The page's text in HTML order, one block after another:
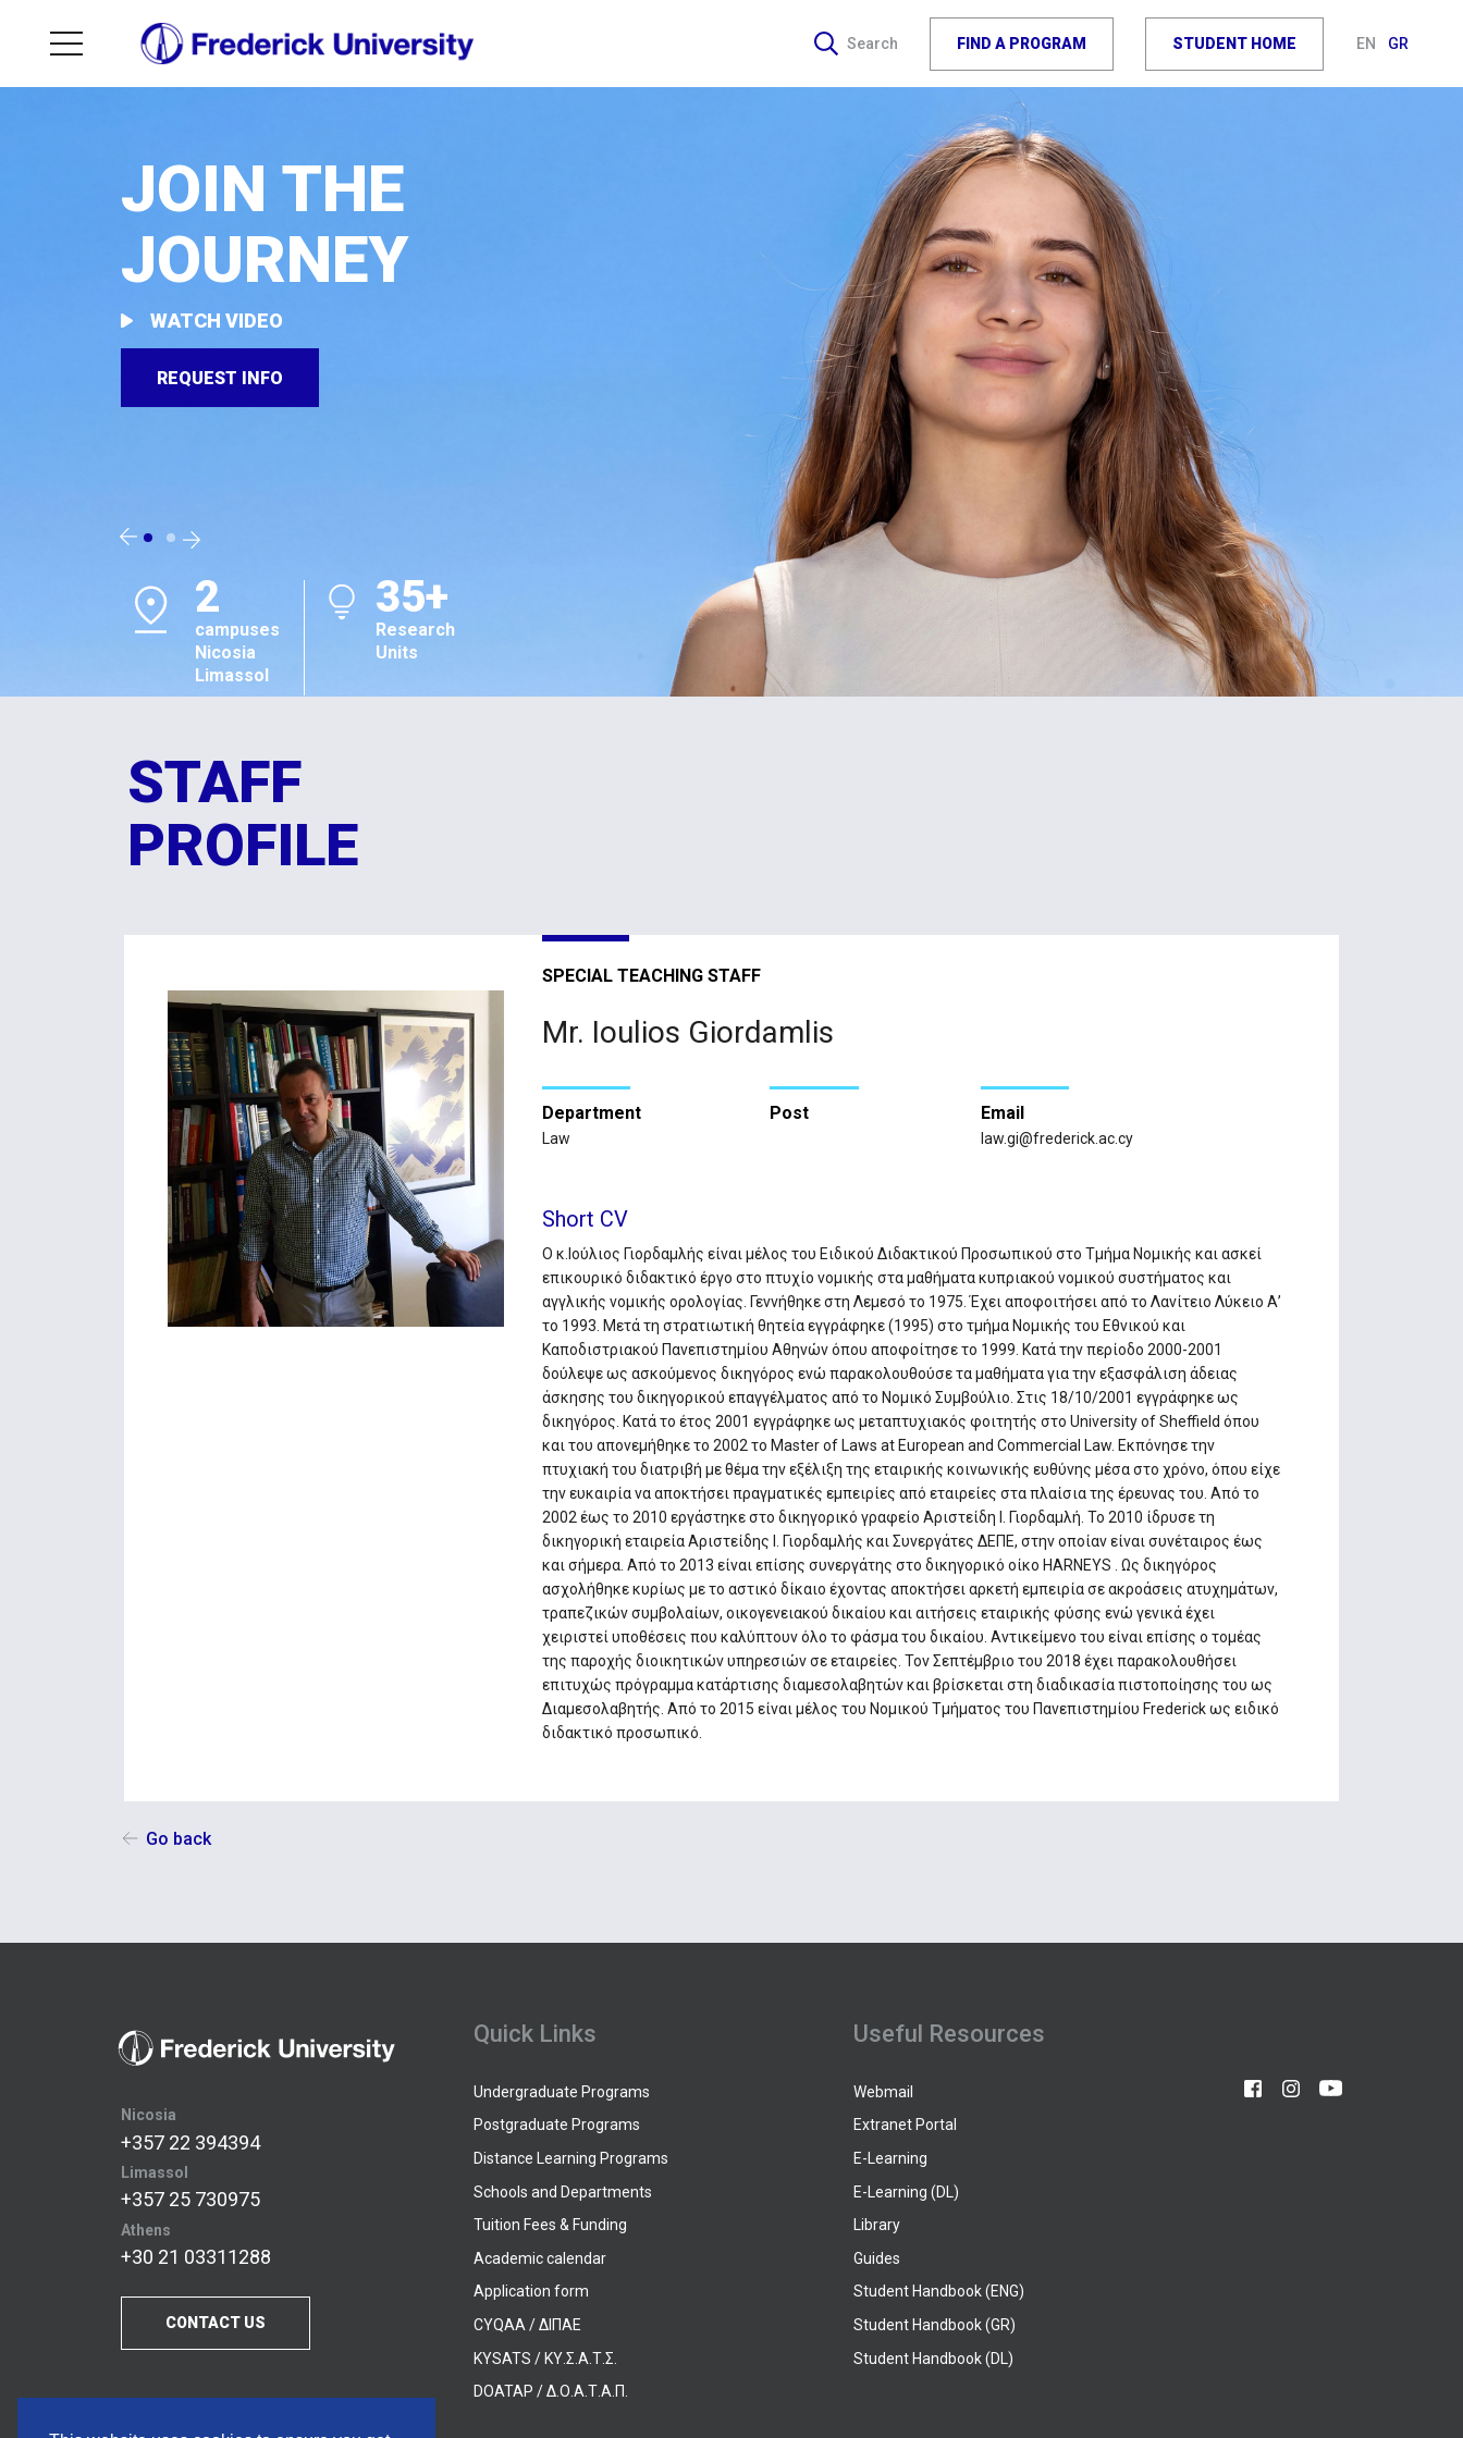
Search FIND A PROGRAM STUDENT HOME EN GR
JOIN THE
JOURNEY
WATCH VIDEO
REQUEST INFO
2
campuses
Nicosia
Limassol
35+
Research
Units
#1
in Cyprus
Sustainability
Ratings 2026
Ratings 2026
5
Schools
STAFF
PROFILE
SPECIAL TEACHING STAFF
Mr. Ioulios Giordamlis
Department
Law
Post Email
law.gi@frederick.ac.cy
Short CV
Ο κ.Ιούλιος Γιορδαμλής είναι μέλος του Ειδικού Διδακτικού Προσωπικού στο Τμήμα Νομικής και ασκεί
επικουρικό διδακτικό έργο στο πτυχίο νομικής στα μαθήματα κυπριακού νομικού συστήματος και
αγγλικής νομικής ορολογίας. Γεννήθηκε στη Λεμεσό το 1975. Έχει αποφοιτήσει από το Λανίτειο Λύκειο Α’
το 1993. Μετά τη στρατιωτική θητεία εγγράφηκε (1995) στο τμήμα Νομικής του Εθνικού και
Καποδιστριακού Πανεπιστημίου Αθηνών όπου αποφοίτησε το 1999. Κατά την περίοδο 2000-2001
δούλεψε ως ασκούμενος δικηγόρος ενώ παρακολουθούσε τα μαθήματα για την εξασφάλιση άδειας
άσκησης του δικηγορικού επαγγέλματος από το Νομικό Συμβούλιο. Στις 18/10/2001 εγγράφηκε ως
δικηγόρος. Κατά το έτος 2001 εγγράφηκε ως μεταπτυχιακός φοιτητής στο University of Sheffield όπου
και του απονεμήθηκε το 2002 το Master of Laws at European and Commercial Law. Εκπόνησε την
πτυχιακή του διατριβή με θέμα την εξέλιξη της εταιρικής κοινωνικής ευθύνης μέσα στο χρόνο, όπου είχε
την ευκαιρία να αποκτήσει πραγματικές εμπειρίες από εταιρείες στα πλαίσια της έρευνας του. Από το
2002 έως το 2010 εργάστηκε στο δικηγορικό γραφείο Αριστείδη Ι. Γιορδαμλή. Το 2010 ίδρυσε τη
δικηγορική εταιρεία Αριστείδης Ι. Γιορδαμλής και Συνεργάτες ΔΕΠΕ, στην οποίαν είναι συνέταιρος έως
και σήμερα. Από το 2013 είναι επίσης συνεργάτης στο δικηγορικό οίκο HARNEYS . Ως δικηγόρος
ασχολήθηκε κυρίως με το αστικό δίκαιο έχοντας αποκτήσει αρκετή εμπειρία σε ακροάσεις ατυχημάτων,
τραπεζικών συμβολαίων, οικογενειακού δικαίου και αιτήσεις εταιρικής φύσης ενώ γενικά έχει
χειριστεί υποθέσεις που καλύπτουν όλο το φάσμα του δικαίου. Αντικείμενο του είναι επίσης ο τομέας
της παροχής διοικητικών υπηρεσιών σε εταιρείες. Τον Σεπτέμβριο του 2018 έχει παρακολουθήσει
επιτυχώς πρόγραμμα κατάρτισης διαμεσολαβητών και βρίσκεται στη διαδικασία πιστοποίησης του ως
Διαμεσολαβητής. Από το 2015 είναι μέλος του Νομικού Τμήματος του Πανεπιστημίου Frederick ως ειδικό
διδακτικό προσωπικό.
Go back
Nicosia
+357 22 394394
Limassol
+357 25 730975
Athens
+30 21 03311288
CONTACT US
Quick Links
Undergraduate Programs
Postgraduate Programs
Distance Learning Programs
Schools and Departments
Tuition Fees & Funding
Academic calendar
Application form
CYQAA / ΔΙΠΑΕ
KYSATS / ΚΥ.Σ.Α.Τ.Σ.
DOATAP / Δ.Ο.Α.Τ.Α.Π.
Useful Resources
Webmail
Extranet Portal
E-Learning
E-Learning (DL)
Library
Guides
Student Handbook (ENG)
Student Handbook (GR)
Student Handbook (DL)